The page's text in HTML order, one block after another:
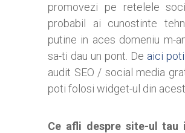
promovezi pe retelele
probabil ai cunostinte
putine in aces domeniu m-
sa-ti dau un pont. De aici
audit SEO / social media
poti folosi widget-ul din
Ce afli despre site-ul tau